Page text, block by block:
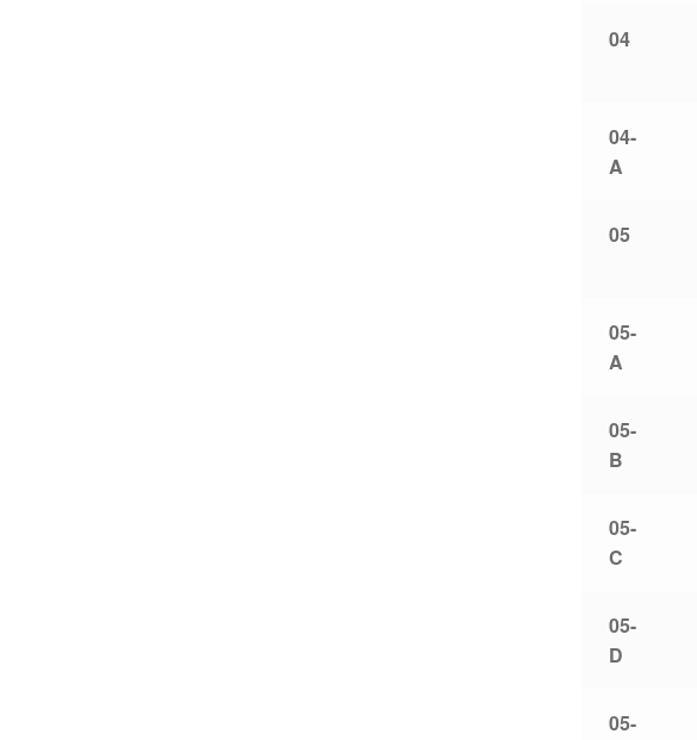
04
04-
A
05
05-
A
05-
B
05-
C
05-
D
05-